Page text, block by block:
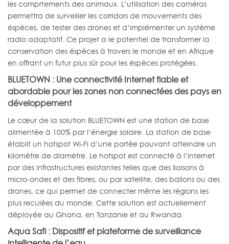
les comprtements des animaux. L’utilisation des caméras
permettra de surveiller les corridors de mouvements des
éspèces, de tester des drones et d’implémenter un système
radio adaptatif. Ce projet a le potentiel de transformer la
conservation des éspèces à travers le monde et en Afrique
en offrant un futur plus sûr pour les éspèces protégées.
BLUETOWN : Une connectivité Internet fiable et
abordable pour les zones non connectées des pays en
développement
Le cœur de la solution BLUETOWN est une station de base
alimentée à 100% par l’énergie solaire. La station de base
établit un hotspot Wi-Fi d’une portée pouvant atteindre un
kilomètre de diamètre. Le hotspot est connecté à l’internet
par des infrastructures existantes telles que des liaisons à
micro-ondes et des fibres, ou par satellite, des ballons ou des
drones, ce qui permet de connecter même les régions les
plus reculées du monde. Cette solution est actuellement
déployée au Ghana, en Tanzanie et au Rwanda.
Aqua Safi : Dispositif et plateforme de surveillance